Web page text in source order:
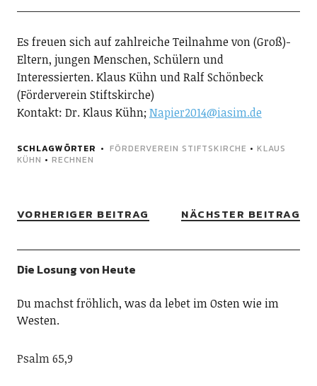
Es freuen sich auf zahlreiche Teilnahme von (Groß)-
Eltern, jungen Menschen, Schülern und
Interessierten. Klaus Kühn und Ralf Schönbeck
(Förderverein Stiftskirche)
Kontakt: Dr. Klaus Kühn;Napier2014@iasim.de
SCHLAGWÖRTER FÖRDERVEREIN STIFTSKIRCHE • KLAUS
KÜHN • RECHNEN
VORHERIGER BEITRAG NÄCHSTER BEITRAG
Die Losung von Heute
Du machst fröhlich, was da lebet im Osten wie im
Westen.
Psalm 65,9